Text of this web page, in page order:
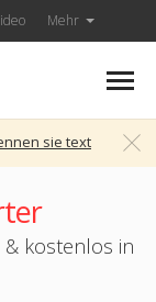
Mehr
sie text
& kostenlos in